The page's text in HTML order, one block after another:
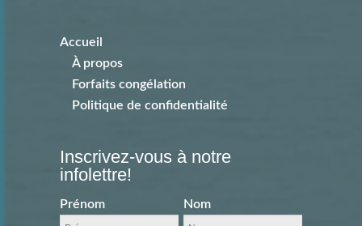
Accueil
À propos
Forfaits congélation
Politique de confidentialité
Inscrivez-vous à notre
infolettre!
Prénom Nom